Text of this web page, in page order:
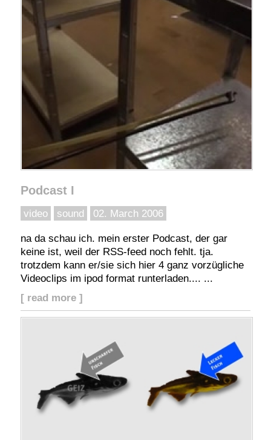
Podcast I
video sound 02. March 2006
na da schau ich. mein erster Podcast, der gar
keine ist, weil der RSS-feed noch fehlt. tja.
trotzdem kann er/sie sich hier 4 ganz vorzügliche
Videoclips im ipod format runterladen.... ...
[ read more ]